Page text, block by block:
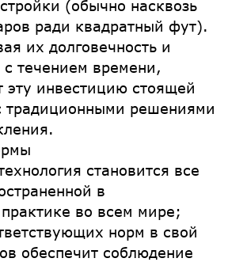
(обычно насквозь
ради квадратный фут).
их долговечность и
течением времени,
эту инвестицию стоящей
традиционными решениями
становится все
в
во всем мире;
норм в свой
обеспечит соблюдение